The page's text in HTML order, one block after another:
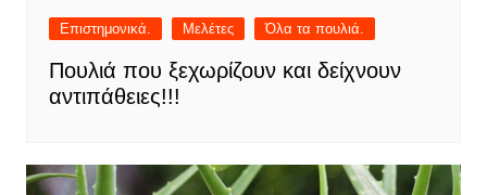
Επιστημονικά. Μελέτες Όλα τα πουλιά.
Πουλιά που ξεχωρίζουν και δείχνουν
αντιπάθειες!!!